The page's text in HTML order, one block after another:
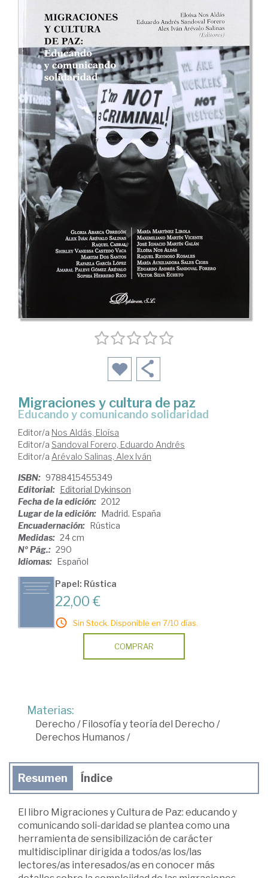
Migraciones y cultura de paz
educando y comunicando solidaridad
Editor/a Nos Aldás, Eloísa
Editor/a Sandoval Forero, Eduardo Andrés
Editor/a Arévalo Salinas, Alex Iván
ISBN: 9788415455349
Editorial: Editorial Dykinson
Fecha de la edición: 2012
Lugar de la edición: Madrid. España
Encuadernación: Rústica
Medidas: 24 cm
Nº Pág.: 290
Idiomas: Español
Papel: Rústica
22,00 €
Sin Stock. Disponible en 7/10 días.
COMPRAR
Materias:
Derecho / Filosofía y teoría del Derecho /
Derechos Humanos/
Resumen Índice
El libro Migraciones y Cultura de Paz: educando y
comunicando soli-daridad se plantea como una
herramienta de sensibilización de carácter
multidisciplinar dirigida a todos/as los/las
lectores/as interesados/as en conocer más